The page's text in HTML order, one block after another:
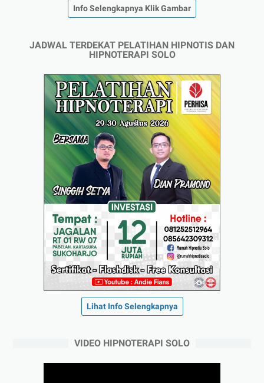
Info Selengkapnya Klik Gambar
JADWAL TERDEKAT PELATIHAN HIPNOTIS DAN
HIPNOTERAPI SOLO
Lihat Info Selengkapnya
VIDEO HIPNOTERAPI SOLO